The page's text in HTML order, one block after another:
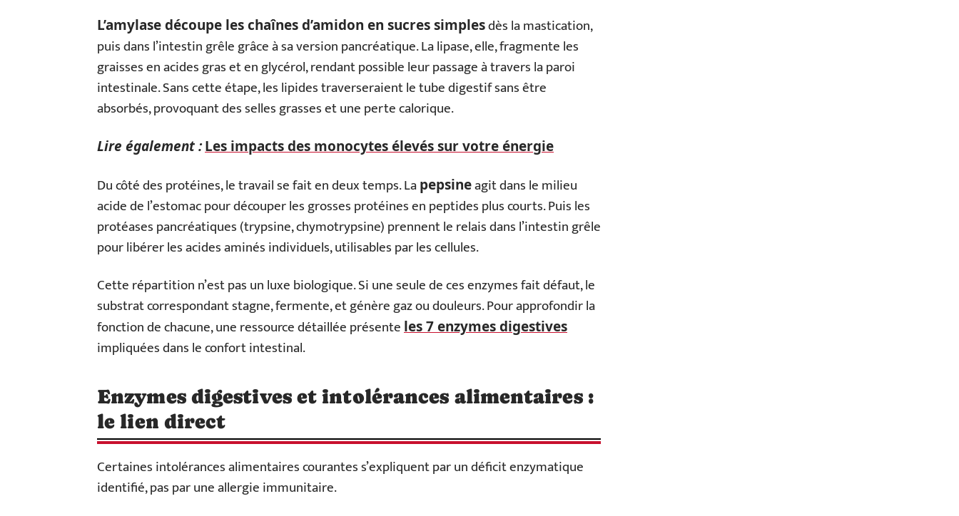
L’amylase découpe les chaînes d’amidon en sucres simplesdès la mastication,
puis dans l’intestin grêle grâce à sa version pancréatique. La lipase, elle, fragmente les
graisses en acides gras et en glycérol, rendant possible leur passage à travers la paroi
intestinale. Sans cette étape, les lipides traverseraient le tube digestif sans être
absorbés, provoquant des selles grasses et une perte calorique.
Lire également :Les impacts des monocytes élevés sur votre énergie
Du côté des protéines, le travail se fait en deux temps. Lapepsineagit dans le milieu
acide de l’estomac pour découper les grosses protéines en peptides plus courts. Puis les
protéases pancréatiques (trypsine, chymotrypsine) prennent le relais dans l’intestin grêle
pour libérer les acides aminés individuels, utilisables par les cellules.
Cette répartition n’est pas un luxe biologique. Si une seule de ces enzymes fait défaut, le
substrat correspondant stagne, fermente, et génère gaz ou douleurs. Pour approfondir la
fonction de chacune, une ressource détaillée présente les 7 enzymes digestives
impliquées dans le confort intestinal.
Enzymes digestives et intolérances alimentaires :
le lien direct
Certaines intolérances alimentaires courantes s’expliquent par un déficit enzymatique
identifié, pas par une allergie immunitaire.